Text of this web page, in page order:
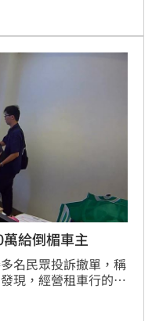
規定及作業流程、均
給倒楣車主
名民眾投訴撤單，稱
現，經營租車行的夏
少有430萬元通行費